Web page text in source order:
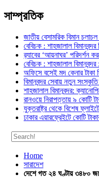
সাম্প্রতিক
জাতীয় বেসামরিক বিমান
বেবিচক : শাহজালাল
র‍্যাবের ‘আয়নাঘর’ পরিদর্শন
বেবিচক : শাহজালাল
অফিসে বসেই মদ কেনার টাকা
বিমানবন্দর সেবায় নতুন
শাহজালাল বিমানবন্দর:
রানওয়ে নিরাপত্তায় ৯ কোটি
যুক্তরাষ্ট্র থেকে বিশেষ
ঢাকার এয়ারফ্রেইটে কোটি
Home
সারাদেশ
দেশে গত ২৪ ঘণ্টায় ৩৪৮০